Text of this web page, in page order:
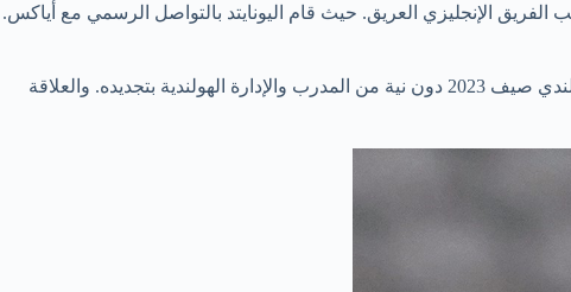
الإنجليزي العريق. حيث قام اليونايتد بالتواصل الرسمي مع أياكس.
وجدير بالذكر أن مانشستر يونايتد واثق من إمكانية الحصول على خدمات إيريك تين هاج، وذلك لأسباب عدة تتعلق بانتهاء عقد المدرب الهولندي صيف 2023 دون نية من المدرب والإدارة الهولندية بتجديده. والعلاقة